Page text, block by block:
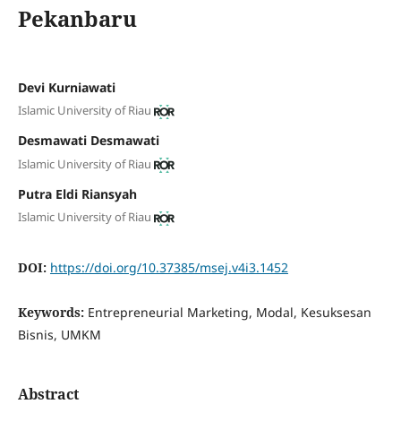
Pekanbaru
Devi Kurniawati
Islamic University of Riau
Desmawati Desmawati
Islamic University of Riau
Putra Eldi Riansyah
Islamic University of Riau
DOI: https://doi.org/10.37385/msej.v4i3.1452
Keywords: Entrepreneurial Marketing, Modal, Kesuksesan
Bisnis, UMKM
Abstract